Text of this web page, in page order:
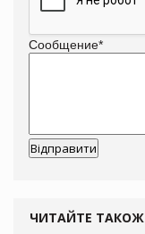
Сообщение*
ЧИТАЙТЕ ТАКОЖ